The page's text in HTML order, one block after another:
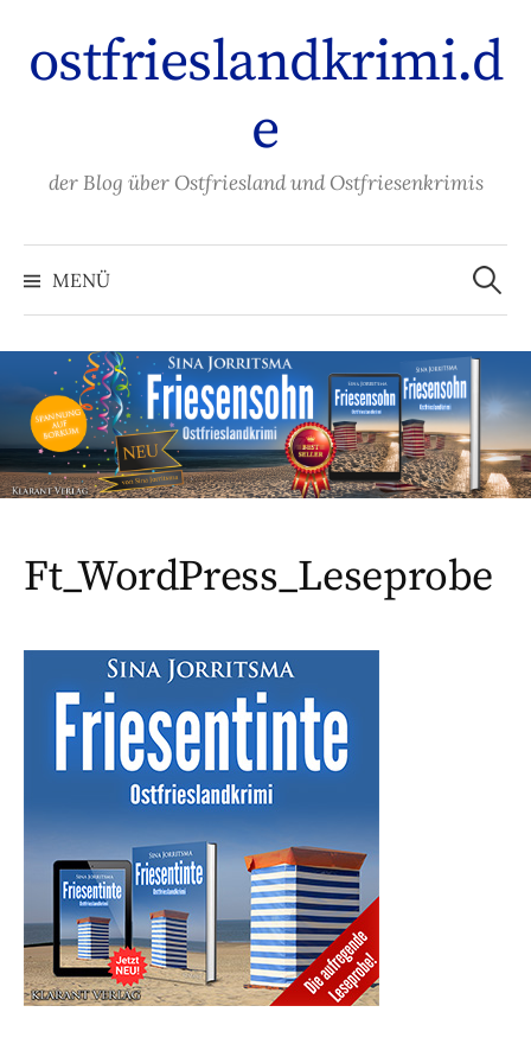
Inhalt
überspringen
ostfrieslandkrimi.d
e
der Blog über Ostfriesland und Ostfriesenkrimis
MENÜ
Suchen
nach:
Ft_WordPress_Leseprobe